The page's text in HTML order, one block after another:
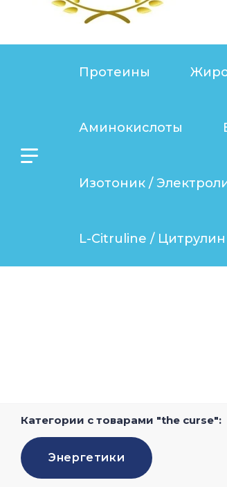
Протеины
Аминокислоты
Изотоник /
L-Citruline / Цитрулин
Категории с товарами "the curse":
Энергетики